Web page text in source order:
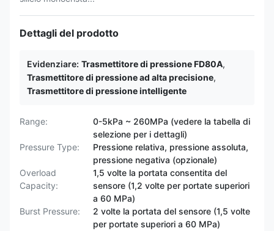
Dettagli del prodotto
Evidenziare: Trasmettitore di pressione FD80A,
Trasmettitore di pressione ad alta precisione,
Trasmettitore di pressione intelligente
Range:
0-5kPa ~ 260MPa (vedere la tabella di
selezione per i dettagli)
Pressure Type:
Pressione relativa, pressione assoluta,
pressione negativa (opzionale)
Overload
Capacity:
1,5 volte la portata consentita del
sensore (1,2 volte per portate superiori
a 60 MPa)
Burst Pressure:
2 volte la portata del sensore (1,5 volte
per portate superiori a 60 MPa)